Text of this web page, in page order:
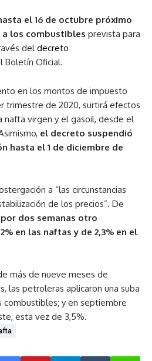
el 16 de octubre próximo
los combustibles prevista para
deldecreto
Boletín Oficial.
en los montos de impuesto
trimestre de 2020, surtirá efectos
nafta virgen y el gasoil, desde el
el decreto suspendió
hasta el 1 de diciembre de
a “las circunstancias
de los precios”. De
dos semanas otro
en las naftas y de 2,3% en el
más de nueve meses de
las petroleras aplicaron una suba
y en septiembre
esta vez de 3,5%.